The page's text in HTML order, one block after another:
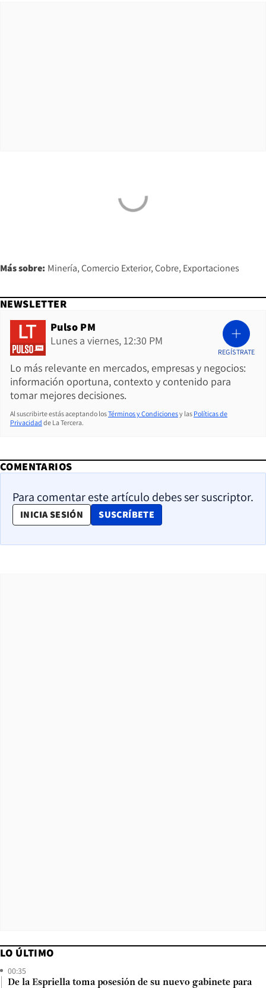
Más sobre: Minería Comercio Exterior Cobre Exportaciones
NEWSLETTER
Pulso PM
Lunes a viernes, 12:30 PM
Lo más relevante en mercados, empresas y negocios:
información oportuna, contexto y contenido para
tomar mejores decisiones.
REGÍSTRATE
Al suscribirte estás aceptando losTérminos y Condicionesy las Políticas de
Privacidad de La Tercera.
COMENTARIOS
Para comentar este artículo debes ser suscriptor.
INICIA SESIÓN SUSCRÍBETE
OPENS IN NEW WINDOW
LO ÚLTIMO
00:35
De la Espriella toma posesión de su nuevo gabinete para